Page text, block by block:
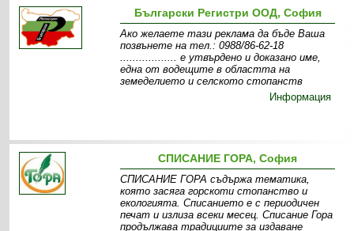
Български Регистри ООД, София
Ако желаете тази реклама да бъде Ваша
позвънете на тел.: 0988/86-62-18
.................. e утвърдено и доказано име,
една от водещите в областта на
земеделието и селското стопанств
Информация
СПИСАНИЕ ГОРА, София
СПИСАНИЕ ГОРА съдържа тематика,
която засяга горскоти стопанство и
екологията. Списанието е с периодичен
печат и излиза всеки месец. Списание Гора
продължава традициите за издаване